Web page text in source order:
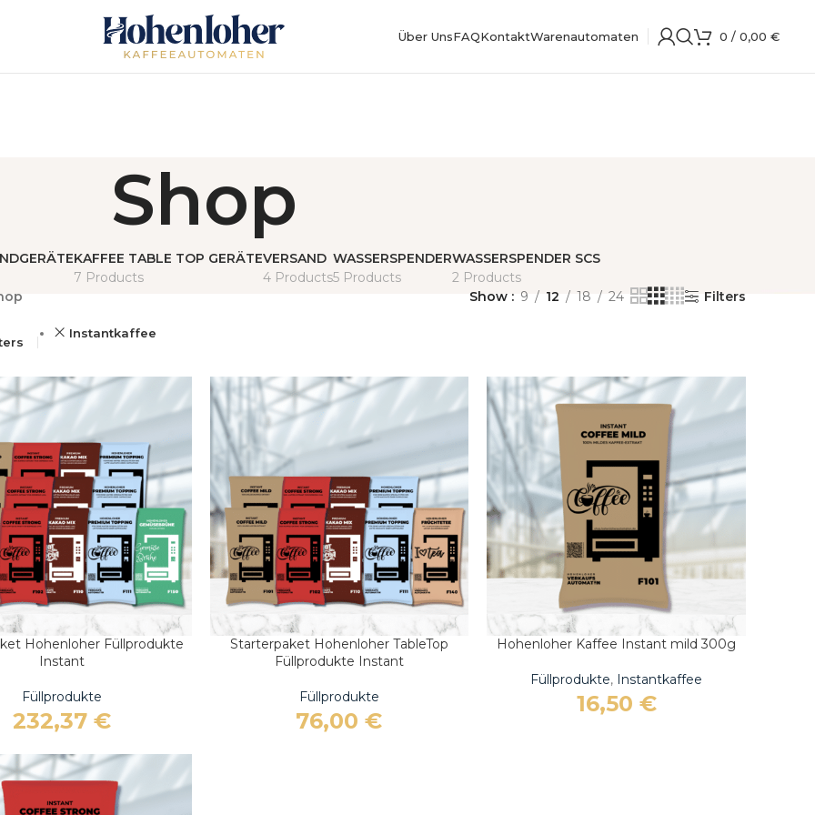
im Überblick
Über UnsFAQKontaktWarenautomaten 0/ 0,00€
Shop
KAFFEE TABLE TOP GERÄTE
7 Products
VERSAND
4 Products
WASSERSPENDER
5 Products
WASSERSPENDER SCS
2 Products
Show 9 12 18 24 Filters
Instantkaffee
Hohenloher Füllprodukte
Instant
Füllprodukte
232,37€
IN DEN WARENKORB
Starterpaket Hohenloher TableTop
Füllprodukte Instant
Füllprodukte
76,00€
IN DEN WARENKORB
Hohenloher Kaffee Instant mild 300g
Füllprodukte, Instantkaffee
16,50 €